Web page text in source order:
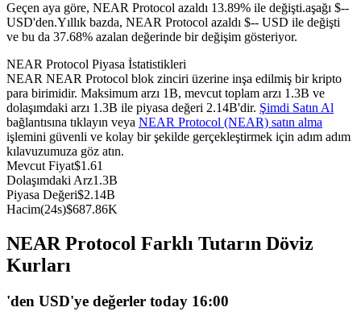
USDC Vadeli İşlemleri
USDC'yi teminat olarak kullanan vadeli işlemler
Kopya Ticaret
Geçen aya göre, NEAR Protocol azaldı 13.89% ile değişti.aşağı $--
USD'den.Yıllık bazda, NEAR Protocol azaldı $-- USD ile değişti
ve bu da 37.68% azalan değerinde bir değişim gösteriyor.
NEAR Protocol Piyasa İstatistikleri
NEAR NEAR Protocol blok zinciri üzerine inşa edilmiş bir kripto
para birimidir. Maksimum arzı 1B, mevcut toplam arzı 1.3B ve
dolaşımdaki arzı 1.3B ile piyasa değeri 2.14B'dir. Şimdi Satın Al
bağlantısına tıklayın veya NEAR Protocol (NEAR) satın alma
işlemini güvenli ve kolay bir şekilde gerçekleştirmek için adım adım
kılavuzumuza göz atın.
Mevcut Fiyat$1.61
Dolaşımdaki Arz1.3B
Piyasa Değeri$2.14B
Hacim(24s)$687.86K
NEAR Protocol Farklı Tutarın Döviz
Kurları
'den USD'ye değerler today 16:00